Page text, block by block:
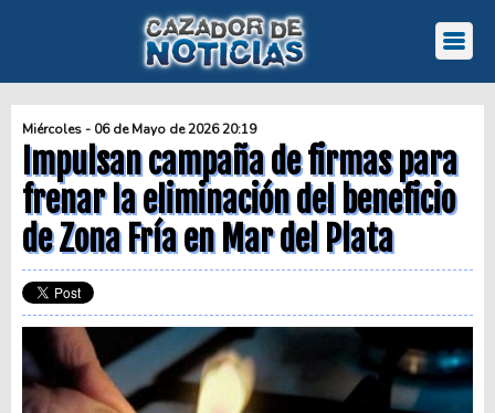
Miércoles - 06 de Mayo de 2026 20:19
Impulsan campaña de firmas para
frenar la eliminación del beneficio
de Zona Fría en Mar del Plata